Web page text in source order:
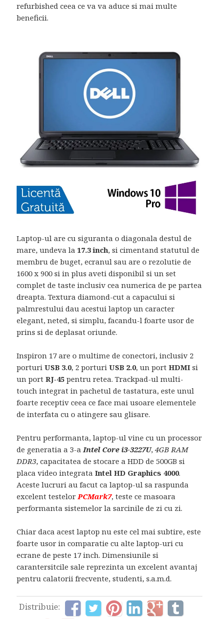
refurbished ceea ce va va aduce si mai multe
beneficii.
Laptop-ul are cu siguranta o diagonala destul de
mare, undeva la17.3 inch, si cimentand statutul de
membru de buget, ecranul sau are o rezolutie de
1600 x 900 si in plus aveti disponibil si un set
complet de taste inclusiv cea numerica de pe partea
dreapta. Textura diamond-cut a capacului si
palmrestului dau acestui laptop un caracter
elegant, neted, si simplu, facandu-l foarte usor de
prins si de deplasat oriunde.
Inspiron 17 are o multime de conectori, inclusiv 2
porturiUSB 3.0, 2 porturiUSB 2.0, un portHDMI si
un portRJ-45 pentru retea. Trackpad-ul multi-
touch integrat in pachetul de tastatura, este unul
foarte receptiv ceea ce face mai usoare elementele
de interfata cu o atingere sau glisare.
Pentru performanta, laptop-ul vine cu un processor
de generatia a 3-aIntel Core i3-3227U,4GB RAM
DDR3, capacitatea de stocare a HDD de 500GB si
placa video integrataIntel HD Graphics 4000.
Aceste lucruri au facut ca laptop-ul sa raspunda
excelent testelorPCMark7, teste ce masoara
performanta sistemelor la sarcinile de zi cu zi.
Chiar daca acest laptop nu este cel mai subtire, este
foarte usor in comparatie cu alte laptop-uri cu
ecrane de peste 17 inch. Dimensiunile si
carantersitcile sale reprezinta un excelent avantaj
pentru calatorii frecvente, studenti, s.a.m.d.
Distribuie: